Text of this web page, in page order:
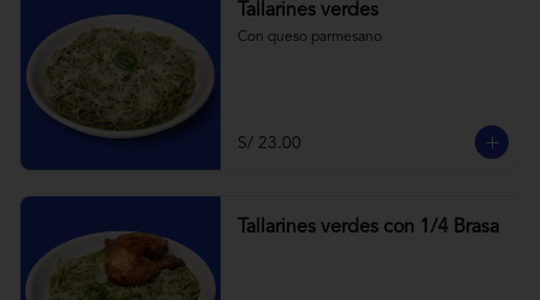
Tallarines verdes
Con queso parmesano
S/ 23.00
Tallarines verdes con 1/4 Brasa